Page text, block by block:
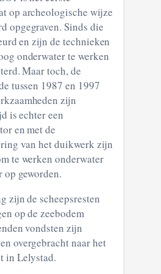
op archeologische wijze
opgegraven. Sinds die
en zijn de technieken
onderwater te werken
Maar toch, de
tussen 1987 en 1997
zijn
is echter een
en met de
van het duikwerk zijn
te werken onderwater
geworden.
zijn de scheepsresten
op de zeebodem
vondsten zijn
overgebracht naar het
in Lelystad.